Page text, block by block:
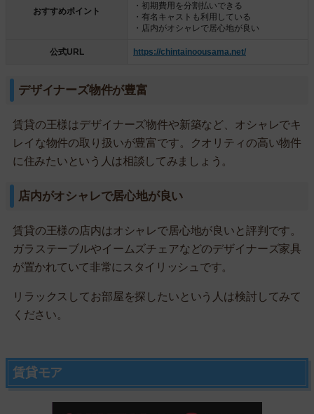
おすすめポイント
・初期費用を分割払いできる
・有名キャストも利用している
・店内がオシャレで居心地が良い
公式URL https://chintainoousama.net/
デザイナーズ物件が豊富
賃貸の王様はデザイナーズ物件や新築など、オシャレでキ
レイな物件の取り扱いが豊富です。クオリティの高い物件
に住みたいという人は相談してみましょう。
店内がオシャレで居心地が良い
賃貸の王様の店内はオシャレで居心地が良いと評判です。
ガラステーブルやイームズチェアなどのデザイナーズ家具
が置かれていて非常にスタイリッシュです。
リラックスしてお部屋を探したいという人は検討してみて
ください。
賃貸モア